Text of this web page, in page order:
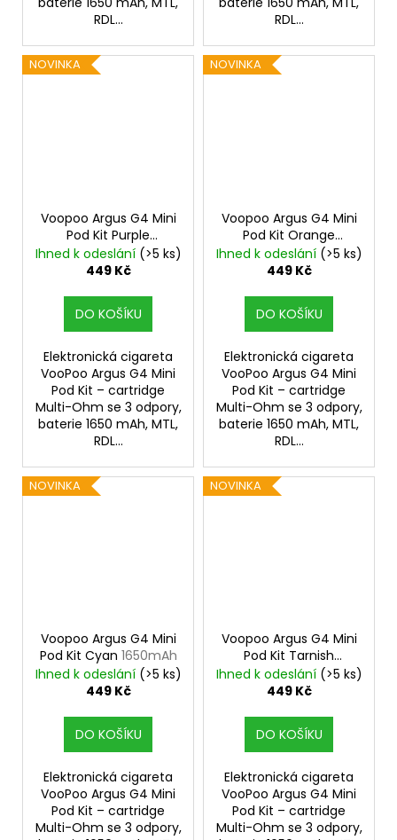
RDL...
RDL...
NOVINKA
Voopoo Argus G4 Mini
Pod Kit Purple
1650mAh
Ihned k odeslání (>5 ks)
449 Kč
DO KOŠÍKU
Elektronická cigareta
VooPoo Argus G4 Mini
Pod Kit – cartridge
Multi-Ohm se 3 odpory,
baterie 1650 mAh, MTL,
RDL...
NOVINKA
Voopoo Argus G4 Mini
Pod Kit Orange
1650mAh
Ihned k odeslání (>5 ks)
449 Kč
DO KOŠÍKU
Elektronická cigareta
VooPoo Argus G4 Mini
Pod Kit – cartridge
Multi-Ohm se 3 odpory,
baterie 1650 mAh, MTL,
RDL...
NOVINKA
Voopoo Argus G4 Mini
Pod Kit Cyan 1650mAh
Ihned k odeslání (>5 ks)
449 Kč
DO KOŠÍKU
Elektronická cigareta
VooPoo Argus G4 Mini
Pod Kit – cartridge
Multi-Ohm se 3 odpory,
NOVINKA
Voopoo Argus G4 Mini
Pod Kit Tarnish
1650mAh
Ihned k odeslání (>5 ks)
449 Kč
DO KOŠÍKU
Elektronická cigareta
VooPoo Argus G4 Mini
Pod Kit – cartridge
Multi-Ohm se 3 odpory,